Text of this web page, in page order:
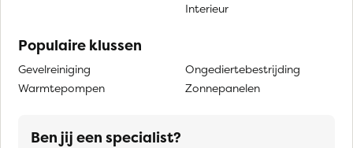
Interieur
Populaire klussen
Gevelreiniging
Warmtepompen
Ongediertebestrijding
Zonnepanelen
Ben jij een specialist?